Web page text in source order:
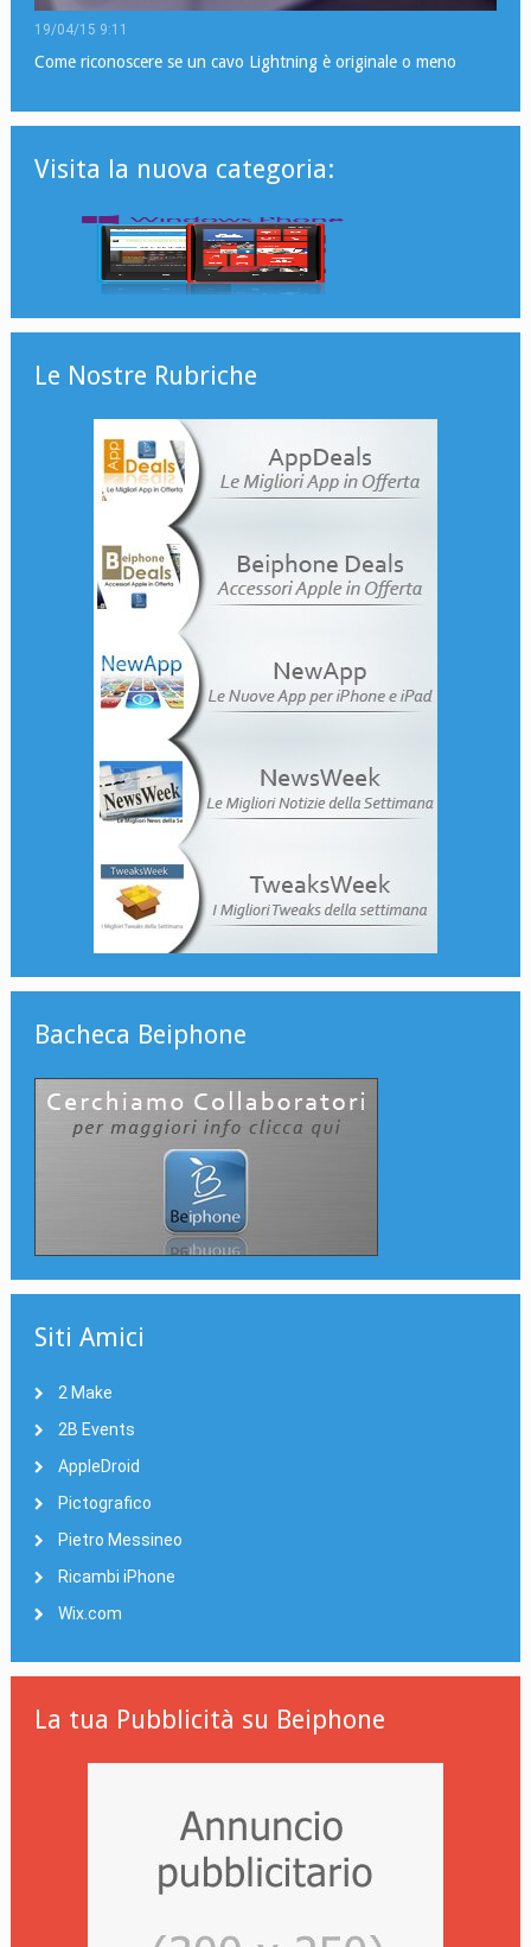
19/04/15 9:11
Come riconoscere se un cavo Lightning è originale o meno
Visita la nuova categoria:
Le Nostre Rubriche
Bacheca Beiphone
Siti Amici
2 Make
2B Events
AppleDroid
Pictografico
Pietro Messineo
Ricambi iPhone
Wix.com
La tua Pubblicità su Beiphone